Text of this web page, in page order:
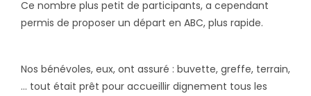
Ce nombre plus petit de participants, a cependant
permis de proposer un départ en ABC, plus rapide.
Nos bénévoles, eux, ont assuré : buvette, greffe, terrain,
… tout était prêt pour accueillir dignement tous les